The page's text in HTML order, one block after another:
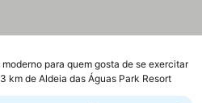
para quem gosta de se exercitar
km de Aldeia das Águas Park Resort